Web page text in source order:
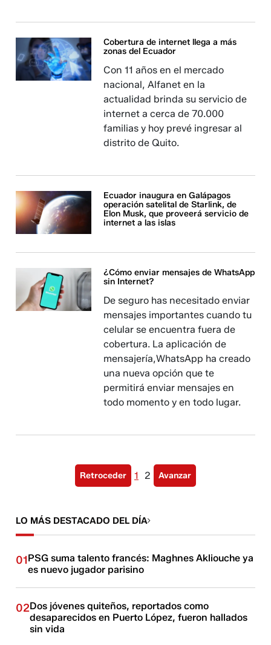
Cobertura de internet llega a más
zonas del Ecuador
Con 11 años en el mercado
nacional, Alfanet en la
actualidad brinda su servicio de
internet a cerca de 70.000
familias y hoy prevé ingresar al
distrito de Quito.
Ecuador inaugura en Galápagos
operación satelital de Starlink, de
Elon Musk, que proveerá servicio de
internet a las islas
¿Cómo enviar mensajes de WhatsApp
sin Internet?
De seguro has necesitado enviar
mensajes importantes cuando tu
celular se encuentra fuera de
cobertura. La aplicación de
mensajería,WhatsApp ha creado
una nueva opción que te
permitirá enviar mensajes en
todo momento y en todo lugar.
Retroceder 1 2 Avanzar
LO MÁS DESTACADO DEL DÍA
01PSG suma talento francés: Maghnes Akliouche ya
es nuevo jugador parisino
02Dos jóvenes quiteños, reportados como
desaparecidos en Puerto López, fueron hallados
sin vida